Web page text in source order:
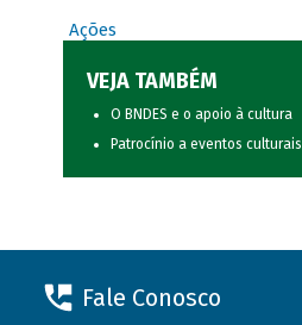
Ações
VEJA TAMBÉM
O BNDES e o apoio à cultura
Patrocínio a eventos culturais
Fale Conosco